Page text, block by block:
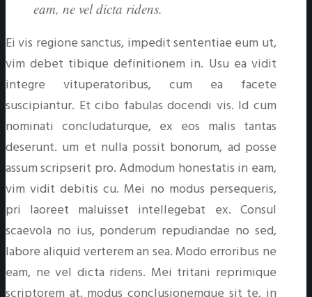
eam, ne vel dicta ridens.
Ei vis regione sanctus, impedit sententiae eum ut,
vim debet tibique definitionem in. Usu ea vidit
integre vituperatoribus, cum ea facete
suscipiantur. Et cibo fabulas docendi vis. Id cum
nominati concludaturque, ex eos malis tantas
deserunt. um et nulla possit bonorum, ad posse
assum scripserit pro. Admodum honestatis in eam,
vim vidit debitis cu. Mei no modus persequeris,
pri laoreet maluisset intellegebat ex. Consul
scaevola no ius, ponderum repudiandae no sed,
labore aliquid verterem an sea. Modo erroribus ne
eam, ne vel dicta ridens. Mei tritani reprimique